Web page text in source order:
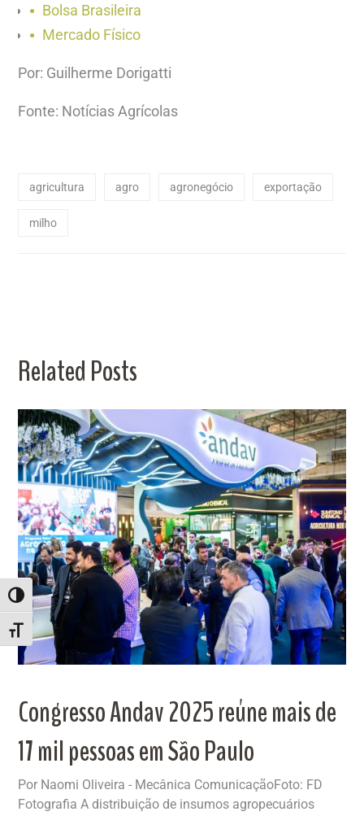
ALTERNAR ALTO CONTRASTE
ALTERNAR TAMANHO DA FONTE
Bolsa Brasileira
Mercado Físico
Por: Guilherme Dorigatti
Fonte: Notícias Agrícolas
agricultura agro agronegócio exportação
milho
Related Posts
Congresso Andav 2025 reúne mais de
17 mil pessoas em São Paulo
Por Naomi Oliveira - Mecânica ComunicaçãoFoto: FD
Fotografia A distribuição de insumos agropecuários